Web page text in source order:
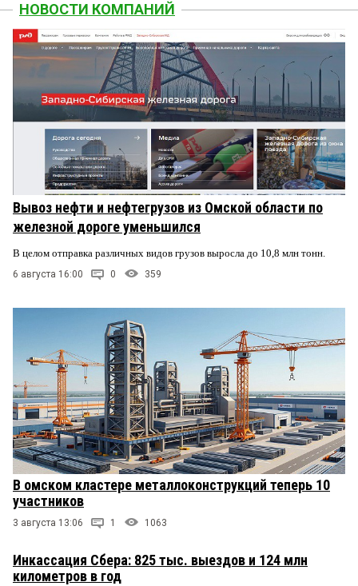
НОВОСТИ КОМПАНИЙ
Вывоз нефти и нефтегрузов из Омской области по
железной дороге уменьшился
В целом отправка различных видов грузов выросла до 10,8 млн тонн.
6 августа 16:00 0 359
В омском кластере металлоконструкций теперь 10
участников
3 августа 13:06 1 1063
Инкассация Сбера: 825 тыс. выездов и 124 млн
километров в год